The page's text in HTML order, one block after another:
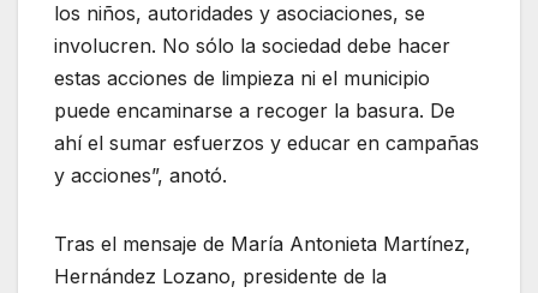
los niños, autoridades y asociaciones, se
involucren. No sólo la sociedad debe hacer
estas acciones de limpieza ni el municipio
puede encaminarse a recoger la basura. De
ahí el sumar esfuerzos y educar en campañas
y acciones”, anotó.
Tras el mensaje de María Antonieta Martínez,
Hernández Lozano, presidente de la